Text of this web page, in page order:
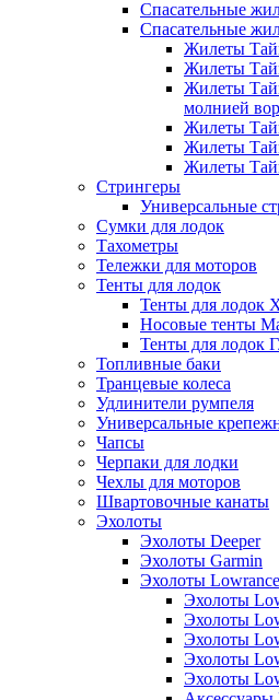
Спасательные
Спасательные
Жилеты
Жилеты
Жилеты
молнией
Жилеты
Жилеты
Жилеты
Стрингеры
Универсальные
Сумки для лодок
Тахометры
Тележки для моторов
Тенты для лодок
Тенты для лодок
Носовые тенты
Тенты для лодок
Топливные баки
Транцевые колеса
Удлинители румпеля
Универсальные
Чапсы
Черпаки для лодки
Чехлы для моторов
Швартовочные канаты
Эхолоты
Эхолоты Deeper
Эхолоты Garmin
Эхолоты Lowrance
Эхолоты
Эхолоты
Эхолоты
Эхолоты
Эхолоты